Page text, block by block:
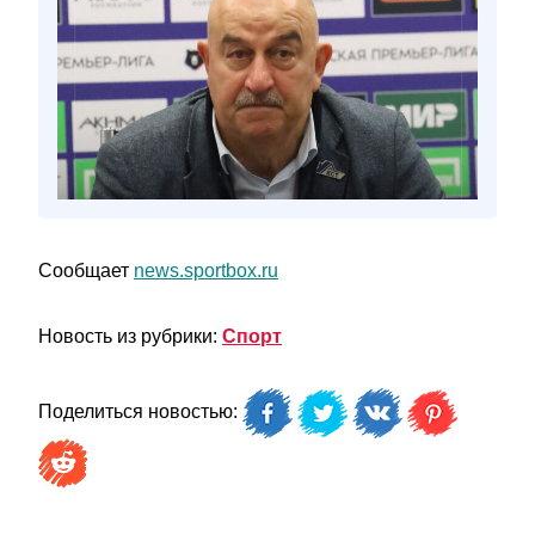
Сообщает news.sportbox.ru
Новость из рубрики: Спорт
Поделиться новостью: